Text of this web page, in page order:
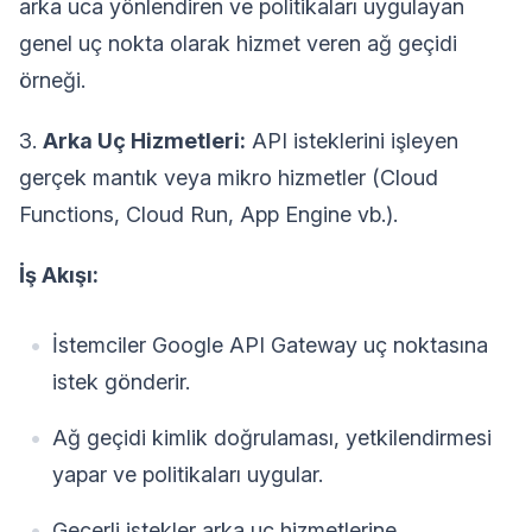
arka uca yönlendiren ve politikaları uygulayan
genel uç nokta olarak hizmet veren ağ geçidi
örneği.
3. Arka Uç Hizmetleri: API isteklerini işleyen
gerçek mantık veya mikro hizmetler (Cloud
Functions, Cloud Run, App Engine vb.).
İş Akışı:
İstemciler Google API Gateway uç noktasına
istek gönderir.
Ağ geçidi kimlik doğrulaması, yetkilendirmesi
yapar ve politikaları uygular.